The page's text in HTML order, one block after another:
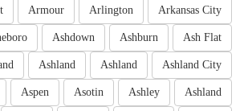
Arkansas City
Arlington
Armour
Ash Flat
Ashburn
Ashdown
Ashland City
Ashland
Ashland
Ashland
Ashley
Asotin
Aspen